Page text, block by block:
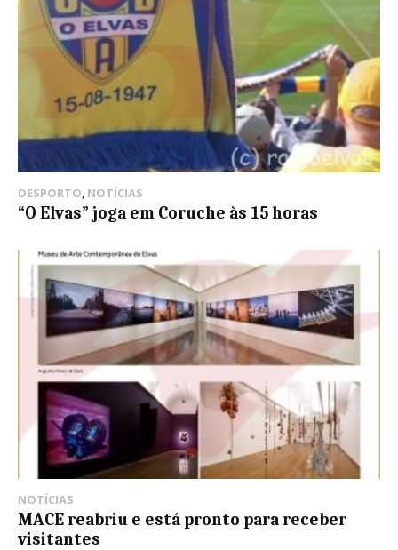
DESPORTO, NOTÍCIAS
“O Elvas” joga em Coruche às 15 horas
NOTÍCIAS
MACE reabriu e está pronto para receber
visitantes